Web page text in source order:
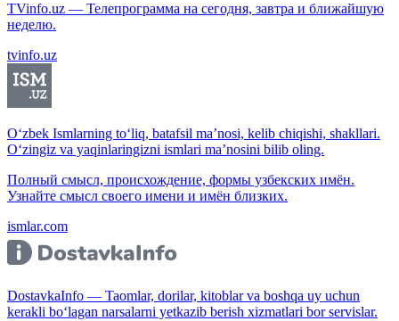
TVinfo.uz — Телепрограмма на сегодня, завтра и ближайшую
неделю.
tvinfo.uz
O‘zbek Ismlarning to‘liq, batafsil ma’nosi, kelib chiqishi, shakllari.
O‘zingiz va yaqinlaringizni ismlari ma’nosini bilib oling.
Полный смысл, происхождение, формы узбекских имён.
Узнайте смысл своего имени и имён близких.
ismlar.com
DostavkaInfo — Taomlar, dorilar, kitoblar va boshqa uy uchun
kerakli bo‘lagan narsalarni yetkazib berish xizmatlari bor servislar.